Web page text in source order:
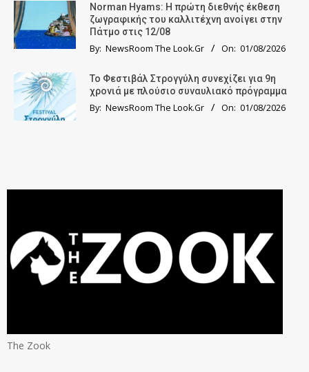
Norman Hyams: Η πρώτη διεθνής έκθεση
ζωγραφικής του καλλιτέχνη ανοίγει στην
Πάτμο στις 12/08
By: NewsRoom The Look.Gr On: 01/08/2026
Το Φεστιβάλ Στρογγύλη συνεχίζει για 9η
χρονιά με πλούσιο συναυλιακό πρόγραμμα
By: NewsRoom The Look.Gr On: 01/08/2026
The Zook